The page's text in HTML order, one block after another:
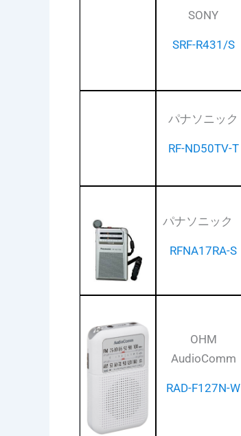
SONY
SRF-R431/S
パナソニック
RF-ND50TV-T
パナソニック
RFNA17RA-S
OHM
AudioComm
RAD-F127N-W